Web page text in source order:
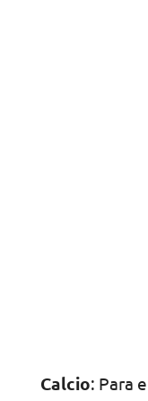
Calcio: Para